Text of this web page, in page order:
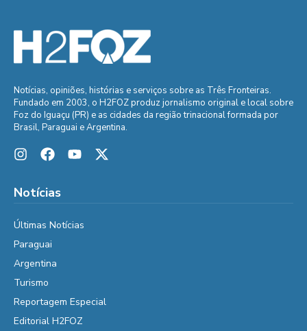
Notícias, opiniões, histórias e serviços sobre as Três Fronteiras.
Fundado em 2003, o H2FOZ produz jornalismo original e local sobre
Foz do Iguaçu (PR) e as cidades da região trinacional formada por
Brasil, Paraguai e Argentina.
Notícias
Últimas Notícias
Paraguai
Argentina
Turismo
Reportagem Especial
Editorial H2FOZ